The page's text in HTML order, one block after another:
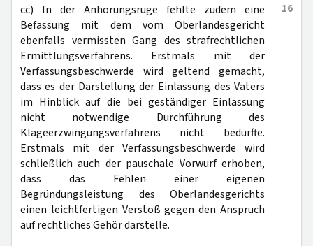
16
cc) In der Anhörungsrüge fehlte zudem eine
Befassung mit dem vom Oberlandesgericht
ebenfalls vermissten Gang des strafrechtlichen
Ermittlungsverfahrens. Erstmals mit der
Verfassungsbeschwerde wird geltend gemacht,
dass es der Darstellung der Einlassung des Vaters
im Hinblick auf die bei geständiger Einlassung
nicht notwendige Durchführung des
Klageerzwingungsverfahrens nicht bedurfte.
Erstmals mit der Verfassungsbeschwerde wird
schließlich auch der pauschale Vorwurf erhoben,
dass das Fehlen einer eigenen
Begründungsleistung des Oberlandesgerichts
einen leichtfertigen Verstoß gegen den Anspruch
auf rechtliches Gehör darstelle.